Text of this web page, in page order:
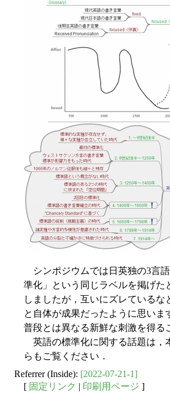
シンポジウムでは日英独の3言
準化」という同じラベルを掲げ
しましたが，互いにズレている
と自体が成果だったように思い
普段とは異なる新鮮な刺激を得
英語の標準化に関する話題は，
らもご覧ください．
Referrer (Inside): [2022-07-21-1]
[ 固定リンク | 印刷用ページ ]